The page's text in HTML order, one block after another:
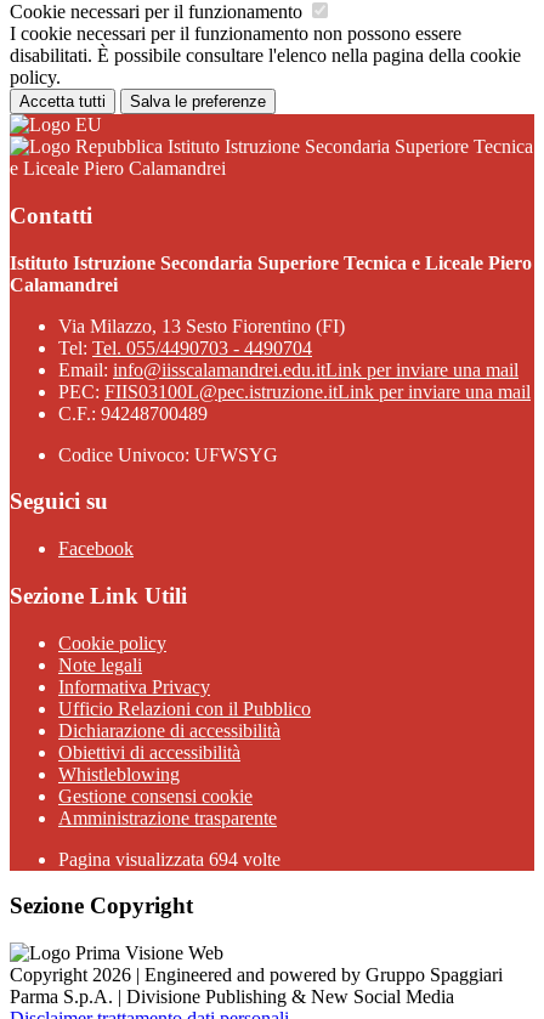
Cookie necessari per il funzionamento
I cookie necessari per il funzionamento non possono essere
disabilitati. È possibile consultare l'elenco nella pagina della cookie
policy.
Accetta tutti Salva le preferenze
Istituto Istruzione Secondaria Superiore Tecnica
e Liceale Piero Calamandrei
Contatti
Istituto Istruzione Secondaria Superiore Tecnica e Liceale Piero
Calamandrei
Via Milazzo, 13 Sesto Fiorentino (FI)
Tel: Tel. 055/4490703 - 4490704
Email: info@iisscalamandrei.edu.itLink per inviare una mail
PEC: FIIS03100L@pec.istruzione.itLink per inviare una mail
C.F.: 94248700489
Codice Univoco: UFWSYG
Seguici su
Facebook
Sezione Link Utili
Cookie policy
Note legali
Informativa Privacy
Ufficio Relazioni con il Pubblico
Dichiarazione di accessibilità
Obiettivi di accessibilità
Whistleblowing
Gestione consensi cookie
Amministrazione trasparente
Pagina visualizzata 694 volte
Sezione Copyright
Copyright 2026 | Engineered and powered by Gruppo Spaggiari
Parma S.p.A. | Divisione Publishing & New Social Media